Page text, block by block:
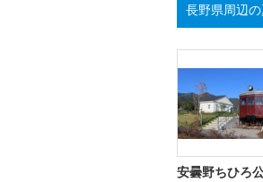
長野県周辺
安曇野ちひろ